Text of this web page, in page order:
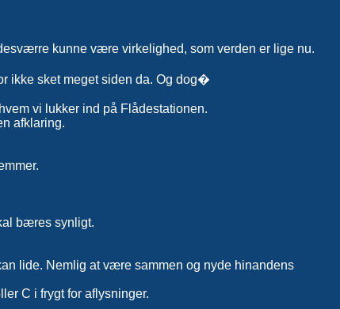
kunne være virkelighed, som verden er lige nu.
ikke sket meget siden da. Og dog�
vi lukker ind på Flådestationen.
afklaring.
bæres synligt.
lide. Nemlig at være sammen og nyde hinandens
C i frygt for aflysninger.